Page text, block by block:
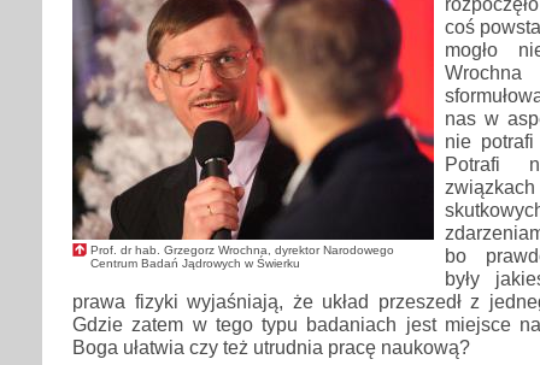
Prof. dr hab. Grzegorz Wrochna, dyrektor Narodowego
Centrum Badań Jądrowych w Świerku
coś
mogło
nas w
nie
Potrafi
bo
były
prawa fizyki wyjaśniają, że układ przeszedł z
Gdzie zatem w tego typu badaniach jest miejsce
Boga ułatwia czy też utrudnia pracę naukową?